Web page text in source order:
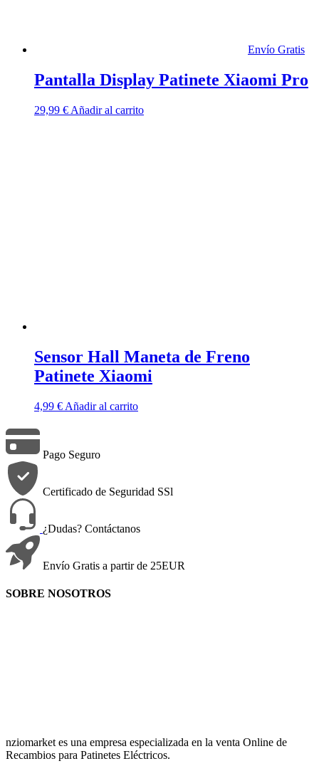
Envío Gratis
Pantalla Display Patinete Xiaomi Pro
29,99 € Añadir al carrito
Sensor Hall Maneta de Freno
Patinete Xiaomi
4,99 € Añadir al carrito
Pago Seguro
Certificado de Seguridad SSl
¿Dudas? Contáctanos
Envío Gratis a partir de 25EUR
SOBRE NOSOTROS
nziomarket es una empresa especializada en la venta Online de
Recambios para Patinetes Eléctricos.